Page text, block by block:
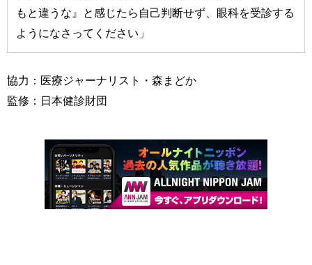
もと違うな』と感じたら自己判断せず、眼科を受診する
ようになさってください」
協力：医療ジャーナリスト・森まどか
監修：日本健診財団